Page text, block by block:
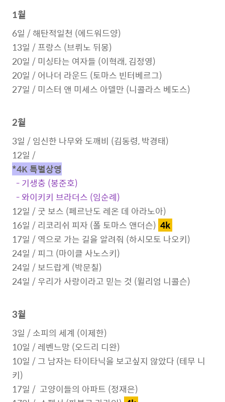
1월
6일 / 해탄적일천 (에드워드양)
13일 / 프랑스 (브뤼노 뒤몽)
20일 / 미싱타는 여자들 (이혁래, 김정영)
20일 / 어나더 라운드 (토마스 빈터베르그)
27일 / 미스터 앤 미세스 아델만 (니콜라스 베도스)
2월
3일 / 임신한 나무와 도깨비 (김동령, 박경태)
12일 /
*4K 특별상영
- 기생충 (봉준호)
- 와이키키 브라더스 (임순례)
12일 / 굿 보스 (페르난도 레온 데 아라노아)
16일 / 리코리쉬 피자 (폴 토마스 앤더슨) 4k
17일 / 역으로 가는 길을 알려줘 (하시모토 나오키)
24일 / 피그 (마이클 사노스키)
24일 / 보드랍게 (박문칠)
24일 / 우리가 사랑이라고 믿는 것 (윌리엄 니콜슨)
3월
3일 / 소피의 세계 (이제한)
10일 / 레벤느망 (오드리 디완)
10일 / 그 남자는 타이타닉을 보고싶지 않았다 (테무 니
키)
17일 / 고양이들의 아파트 (정재은)